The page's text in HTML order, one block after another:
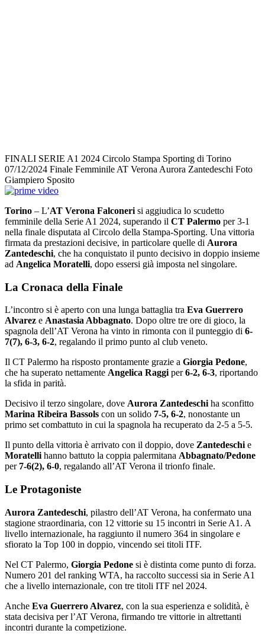
FINALI SERIE A1 2024 Circolo Stampa Sporting di Torino
07/12/2024 Finale Femminile AT Verona Aurora Zantedeschi Foto
Giampiero Sposito
Torino – L’AT Verona Falconeri si aggiudica lo scudetto
femminile della Serie A1 2024, superando il CT Palermo per 3-1
nella finale disputata al Circolo della Stampa-Sporting. Una vittoria
firmata da prestazioni decisive, in particolare quelle di Aurora
Zantedeschi, che ha conquistato il punto decisivo in doppio insieme
ad Angelica Moratelli, dopo essersi già imposta nel singolare.
La Cronaca della Finale
L’incontro si è aperto con una lunga battaglia tra Eva Guerrero
Alvarez e Anastasia Abbagnato. Dopo oltre tre ore di gioco, la
spagnola dell’AT Verona ha vinto in rimonta con il punteggio di 6-
7(7), 6-3, 6-2, regalando il primo punto al club veneto.
Il CT Palermo ha risposto prontamente grazie a Giorgia Pedone,
che ha superato nettamente Angelica Raggi per6-2, 6-3, riportando
la sfida in parità.
Decisivo il terzo singolare, dove Aurora Zantedeschi ha sconfitto
Marina Ribeira Bassols con un solido 7-5, 6-2, nonostante un
primo set combattuto in cui la spagnola ha recuperato da 2-5 a 5-5.
Il punto della vittoria è arrivato con il doppio, dove Zantedeschi e
Moratelli hanno battuto la coppia palermitana Abbagnato/Pedone
per 7-6(2), 6-0, regalando all’AT Verona il trionfo finale.
Le Protagoniste
Aurora Zantedeschi, pilastro dell’AT Verona, ha confermato una
stagione straordinaria, con 12 vittorie su 15 incontri in Serie A1. A
livello internazionale, ha raggiunto il numero 364 in singolare e
sfiorato la Top 100 in doppio, vincendo sei titoli ITF.
Nel CT Palermo, Giorgia Pedone si è distinta come punto di forza.
Numero 201 del ranking WTA, ha raccolto successi sia in Serie A1
che a livello internazionale, con tre titoli ITF nel 2024.
Anche Eva Guerrero Alvarez, con la sua esperienza e solidità, è
stata decisiva per l’AT Verona, firmando tre vittorie in altrettanti
incontri durante la competizione.